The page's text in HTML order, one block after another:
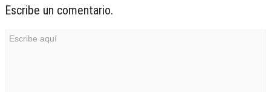
Escribe un comentario.